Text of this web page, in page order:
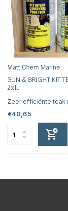
Matt Chem Marine
SUN & BRIGHT KIT
2x1L
Zeer efficiënte teak
€40,65